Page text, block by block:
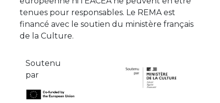
tenues pour responsables. Le REMA est
financé avec le soutien du ministère français
de la Culture.
Soutenu
par